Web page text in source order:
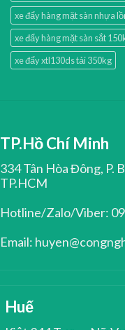
xe đẩy hàng mặt sàn nhựa
xe đẩy hàng mặt sàn sắt
xe đẩy xtl130ds tải 350kg
TP.Hồ Chí Minh
334 Tân Hòa Đông, P.
TP.HCM
Hotline/Zalo/Viber:
Email:
Huế